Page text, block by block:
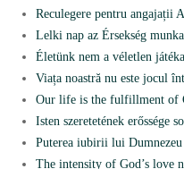
Reculegere pentru angajații
Lelki nap az Érsekség
Életünk nem a véletlen
Viața noastră nu este jocul
Our life is the fulfillment of
Isten szeretetének erőssége
Puterea iubirii lui Dumnezeu
The intensity of God’s love